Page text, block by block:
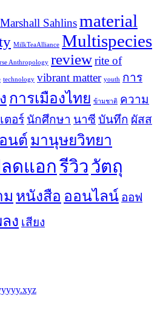
Marshall Sahlinsmaterial
MilkTeaAlliance Multispecies
Anthropology reviewrite of
technology vibrant matter youth การ
การเมืองไทย ข้ามชาติ ความ
ตอร์ นักศึกษา นาซี บันทึก ผัสส
นต์ มานุษยวิทยา
ดแอกรีวิววัตถุ
ม หนังสือ ออนไลน์ ออฟ
ลง เสียง